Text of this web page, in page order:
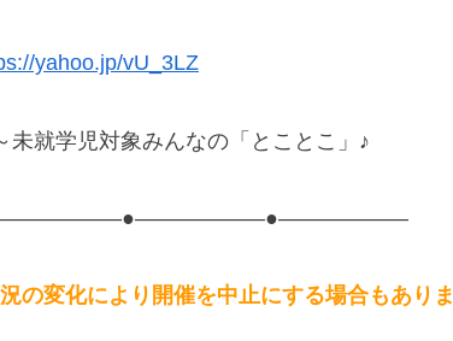
yahoo.jp/vU_3LZ
未就学児対象みんなの「とことこ」♪
の変化により開催を中止にする場合もありま